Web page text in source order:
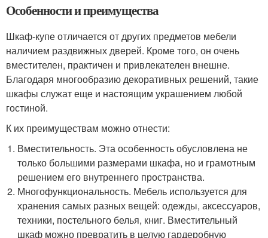
Особенности и преимущества
Шкаф-купе отличается от других предметов мебели
наличием раздвижных дверей. Кроме того, он очень
вместителен, практичен и привлекателен внешне.
Благодаря многообразию декоративных решений, такие
шкафы служат еще и настоящим украшением любой
гостиной.
К их преимуществам можно отнести:
Вместительность. Эта особенность обусловлена не
только большими размерами шкафа, но и грамотным
решением его внутреннего пространства.
Многофункциональность. Мебель используется для
хранения самых разных вещей: одежды, аксессуаров,
техники, постельного белья, книг. Вместительный
шкаф можно превратить в целую гардеробную